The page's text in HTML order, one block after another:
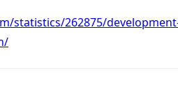
statistics/262875/